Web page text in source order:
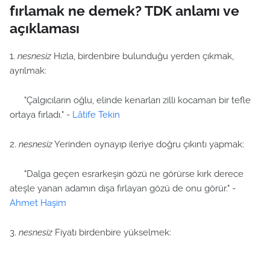
fırlamak ne demek? TDK anlamı ve
açıklaması
1. nesnesiz Hızla, birdenbire bulunduğu yerden çıkmak,
ayrılmak:
"Çalgıcıların oğlu, elinde kenarları zilli kocaman bir tefle
ortaya fırladı." - Lâtife Tekin
2. nesnesizYerinden oynayıp ileriye doğru çıkıntı yapmak:
"Dalga geçen esrarkeşin gözü ne görürse kırk derece
ateşle yanan adamın dışa fırlayan gözü de onu görür." -
Ahmet Haşim
3. nesnesiz Fiyatı birdenbire yükselmek: